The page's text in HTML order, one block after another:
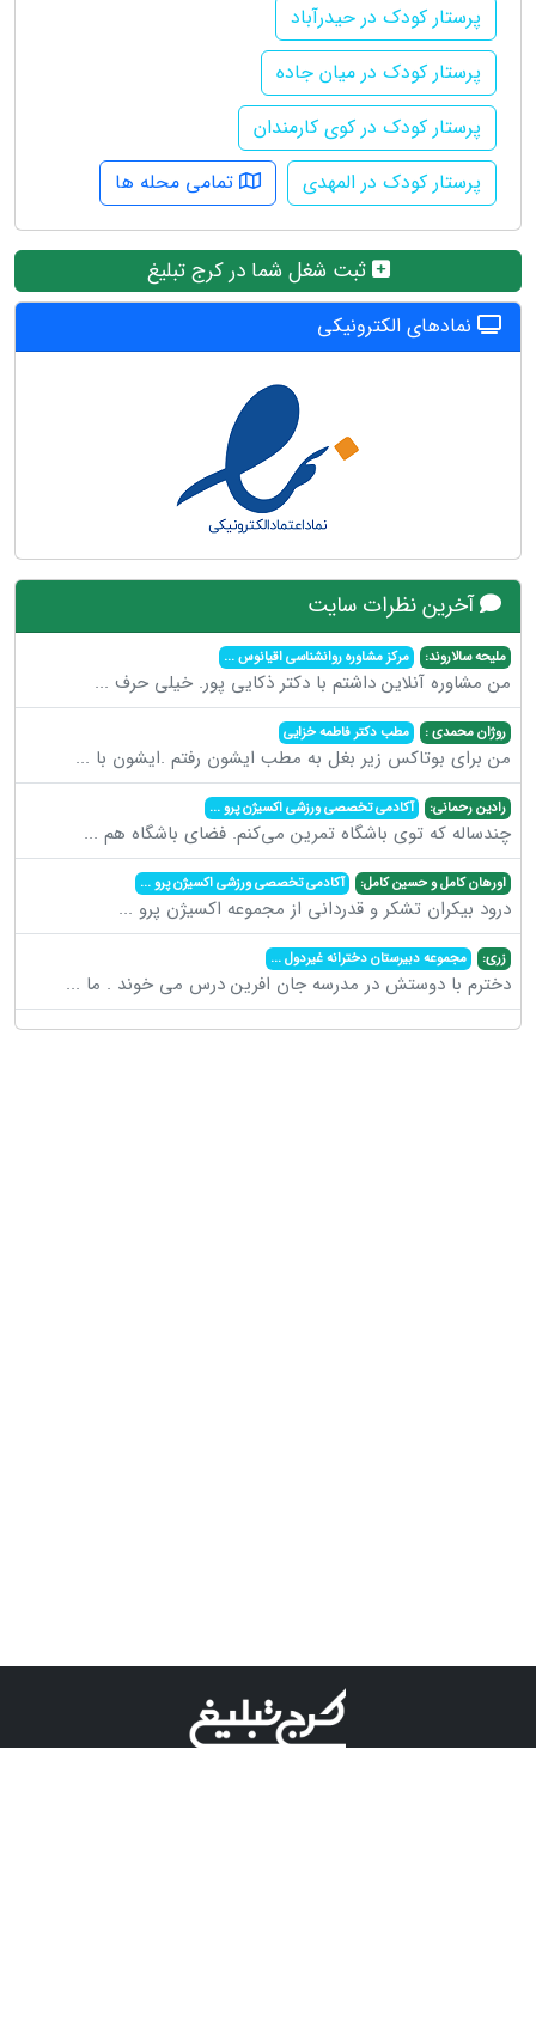
پرستار کودک در حیدرآباد
پرستار کودک در میان جاده
پرستار کودک در کوی کارمندان
پرستار کودک در المهدی
تمامی محله ها
ثبت شغل شما در کرج تبلیغ
نمادهای الکترونیکی
آخرین نظرات سایت
ملیحه سالاروند: مرکز مشاوره روانشناسی اقیانوس...
من مشاوره آنلاین داشتم با دکتر ذکایی پور. خیلی حرف ...
روژان محمدی : مطب دکتر فاطمه خزایی
من برای بوتاکس زیر بغل به مطب ایشون رفتم .ایشون با ...
رادین رحمانی: آکادمی تخصصی ورزشی اکسیژن پرو...
چندساله که توی باشگاه تمرین می‌کنم. فضای باشگاه هم ...
اورهان کامل و حسین کامل: آکادمی تخصصی ورزشی اکسیژن پرو...
درود بیکران تشکر و قدردانی از مجموعه اکسیژن پرو ...
زری: مجموعه دبیرستان دخترانه غیردول...
دخترم با دوستش در مدرسه جان افرین درس می خوند . ما ...